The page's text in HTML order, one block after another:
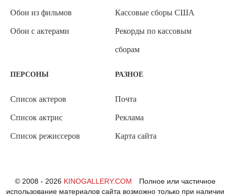
Обои из фильмов
Обои с актерами
Кассовые сборы США
Рекорды по кассовым
сборам
ПЕРСОНЫ
Список актеров
Список актрис
Список режиссеров
РАЗНОЕ
Почта
Реклама
Карта сайта
© 2008 - 2026 KINOGALLERY.COM
Полное или частичное
использование материалов сайта возможно только при наличии